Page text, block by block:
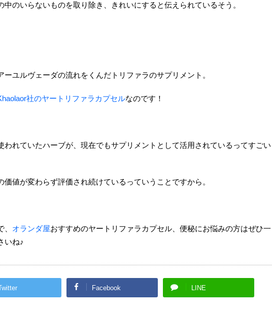
中のいらないものを取り除き、きれいにすると伝えられているそう。
ーユルヴェーダの流れをくんだトリファラのサプリメント。
社のヤートリファラカプセルなのです！
われていたハーブが、現在でもサプリメントとして活用されているってすごい
価値が変わらず評価され続けているっていうことですから。
オランダ屋おすすめのヤートリファラカプセル、便秘にお悩みの方はぜひ一
いね♪
Facebook LINE